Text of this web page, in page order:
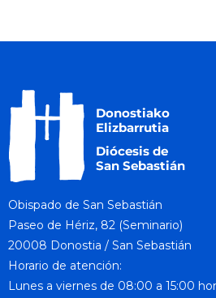
Obispado de San Sebastián
Paseo de Hériz, 82 (Seminario)
20008 Donostia / San Sebastián
Horario de atención:
Lunes a viernes de 08:00 a 15:00